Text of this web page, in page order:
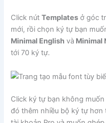
Click nútTemplates ở góc
mới, rồi chọn ký tự bạn
Minimal English và Minimal
tới 70 ký tự.
Click ký tự bạn không muốn
đó thêm nhiều bộ ký tự hơn